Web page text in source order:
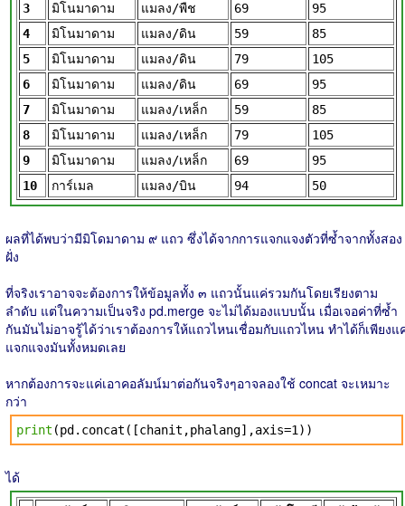
3
มิโนมาดาม แมลง/พืช 69
95
4
มิโนมาดาม แมลง/ดิน 59
85
5
มิโนมาดาม แมลง/ดิน 79
105
6
มิโนมาดาม แมลง/ดิน 69
95
7
มิโนมาดาม แมลง/เหล็ก 59
85
8
มิโนมาดาม แมลง/เหล็ก 79
105
9
มิโนมาดาม แมลง/เหล็ก 69
95
10
การ์เมล แมลง/บิน 94 50
ผลที่ได้พบว่ามีมิโดมาดาม ๙ แถว ซึ่งได้จากการแจกแจงตัวที่ซ้ำจากทั้งสอง
ฝั่ง
ที่จริงเราอาจจะต้องการให้ข้อมูลทั้ง ๓ แถวนั้นแค่รวมกันโดยเรียงตาม
ลำดับ แต่ในความเป็นจริง pd.merge จะไม่ได้มองแบบนั้น เมื่อเจอค่าที่ซ้ำ
กันมันไม่อาจรู้ได้ว่าเราต้องการให้แถวไหนเชื่อมกับแถวไหน ทำได้ก็เพียงแ
แจกแจงมันทั้งหมดเลย
หากต้องการจะแค่เอาคอลัมน์มาต่อกันจริงๆอาจลองใช้ concat จะเหมาะ
กว่า
print (pd.concat([chanit,phalang],axis=1))
ได้